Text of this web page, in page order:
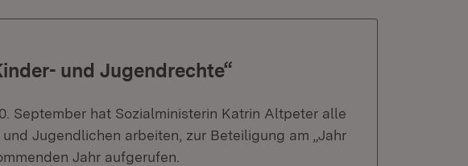
und Jugendrechte“
September hat Sozialministerin Katrin Altpeter alle
Jugendlichen arbeiten, zur Beteiligung am „Jahr
Jahr aufgerufen.